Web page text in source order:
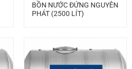
BỒN NƯỚC ĐỨNG NGUYÊN
PHÁT (2500 LÍT)